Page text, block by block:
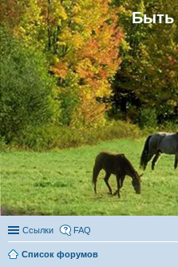
Быть
Ссылки FAQ
Список форумов